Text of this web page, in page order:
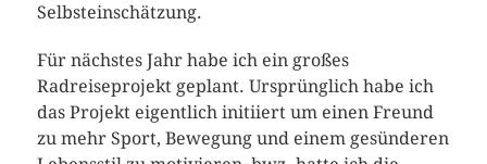
Selbsteinschätzung.
Für nächstes Jahr habe ich ein großes
Radreiseprojekt geplant. Ursprünglich habe ich
das Projekt eigentlich initiiert um einen Freund
zu mehr Sport, Bewegung und einem gesünderen